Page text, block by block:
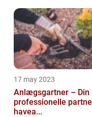
17 may 2023
Anlægsgartner – Din
professionelle
havea...